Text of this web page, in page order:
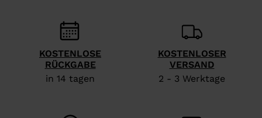
recommend
visiting
the
website
KOSTENLOSE
RÜCKGABE
in 14 tagen
KOSTENLOSER
VERSAND
2 - 3 Werktage